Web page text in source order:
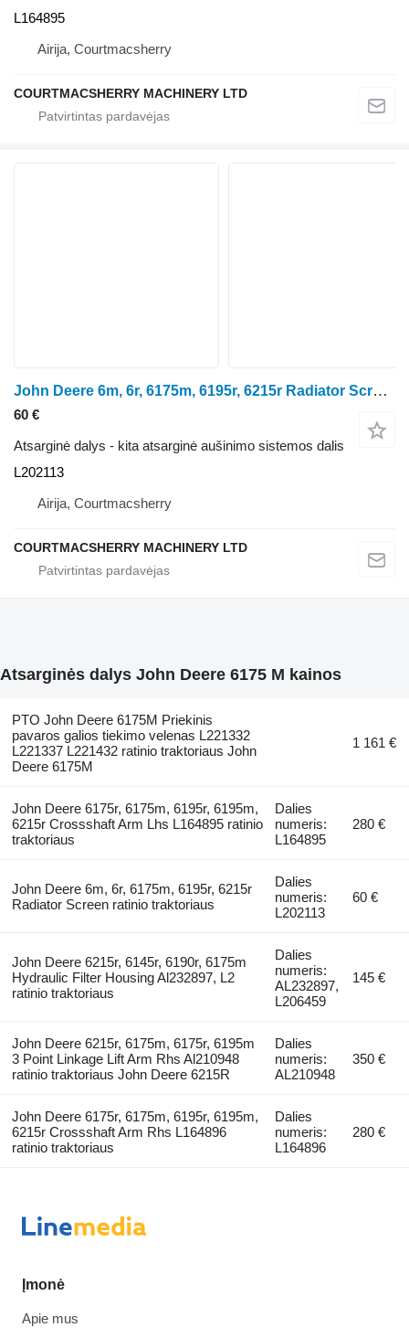
L164895
Airija, Courtmacsherry
COURTMACSHERRY MACHINERY LTD
John Deere 6m, 6r, 6175m, 6195r, 6215r Radiator Screen L202113 ratinio traktoriaus
60 €
Atsarginė dalys - kita atsarginė aušinimo sistemos dalis
L202113
Airija, Courtmacsherry
COURTMACSHERRY MACHINERY LTD
Atsarginės dalys John Deere 6175 M kainos
PTO John Deere 6175M Priekinis
pavaros galios tiekimo velenas L221332
L221337 L221432 ratinio traktoriaus John
Deere 6175M
1 161 €
John Deere 6175r, 6175m, 6195r, 6195m,
6215r Crossshaft Arm Lhs L164895 ratinio
traktoriaus
Dalies
numeris:
L164895
280 €
John Deere 6m, 6r, 6175m, 6195r, 6215r
Radiator Screen ratinio traktoriaus
Dalies
numeris:
L202113
60 €
John Deere 6215r, 6145r, 6190r, 6175m
Hydraulic Filter Housing Al232897, L2
ratinio traktoriaus
Dalies
numeris:
AL232897,
L206459
145 €
John Deere 6215r, 6175m, 6175r, 6195m
3 Point Linkage Lift Arm Rhs Al210948
ratinio traktoriaus John Deere 6215R
Dalies
numeris:
AL210948
350 €
John Deere 6175r, 6175m, 6195r, 6195m,
6215r Crossshaft Arm Rhs L164896
ratinio traktoriaus
Dalies
numeris:
L164896
280 €
Įmonė
Apie mus